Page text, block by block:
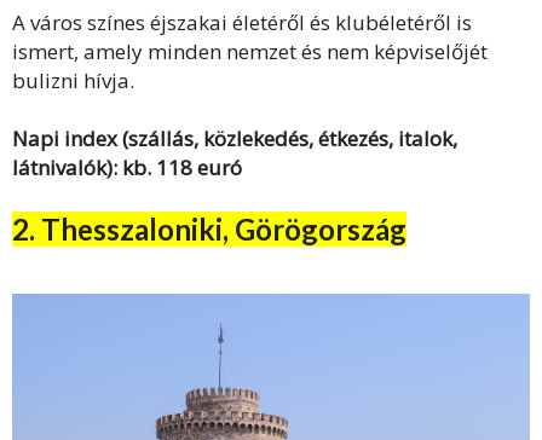
A város színes éjszakai életéről és klubéletéről is
ismert, amely minden nemzet és nem képviselőjét
bulizni hívja.
Napi index (szállás, közlekedés, étkezés, italok,
látnivalók): kb. 118 euró
2. Thesszaloniki, Görögország